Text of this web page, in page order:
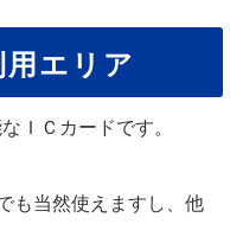
用エリア
ＩＣカードです。
も当然使えますし、他